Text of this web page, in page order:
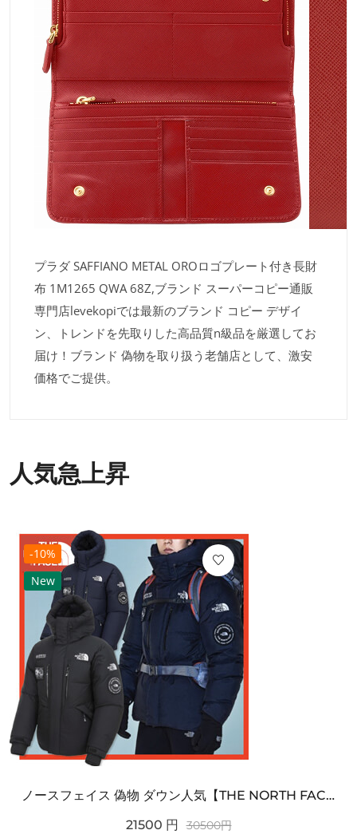
プラダ SAFFIANO METAL OROロゴプレート付き長財
布 1M1265 QWA 68Z,ブランド スーパーコピー通販
専門店levekopiでは最新のブランド コピー デザイ
ン、トレンドを先取りした高品質n級品を厳選してお
届け！ブランド 偽物を取り扱う老舗店として、激安
価格でご提供。
人気急上昇
-10%
New
ノースフェイス 偽物 ダウン人気【THE NORTH FACE】M'S 7 SUMMIT HIM...
21500 円 30500円